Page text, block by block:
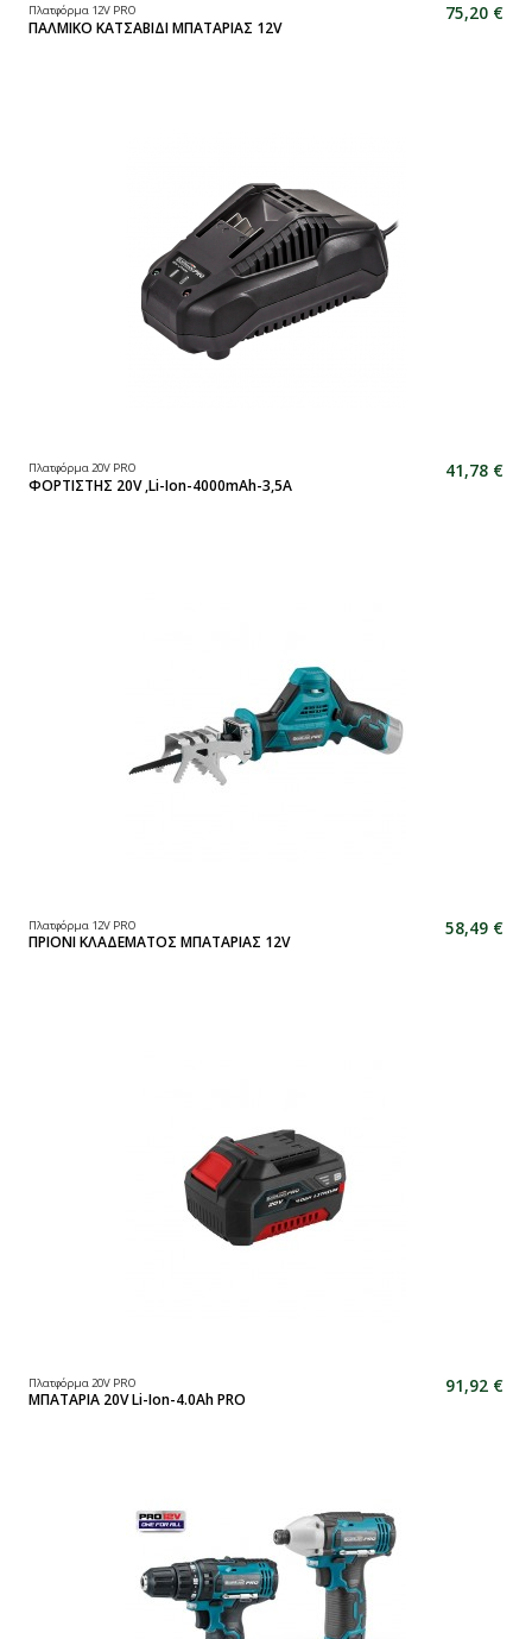
Πλατφόρμα 12V PRO
ΠΑΛΜΙΚΟ ΚΑΤΣΑΒΙΔΙ ΜΠΑΤΑΡΙΑΣ 12V
75,20 €
Πλατφόρμα 20V PRO
ΦΟΡΤΙΣΤΗΣ 20V ,Li-Ion-4000mAh-3,5A
41,78 €
Πλατφόρμα 12V PRO
ΠΡΙΟΝΙ ΚΛΑΔΕΜΑΤΟΣ ΜΠΑΤΑΡΙΑΣ 12V
58,49 €
Πλατφόρμα 20V PRO
ΜΠΑΤΑΡΙΑ 20V Li-Ion-4.0Ah PRO
91,92 €